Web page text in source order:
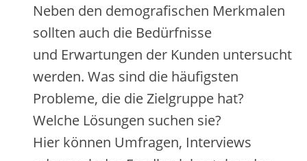
N‬eben d‬en demografischen Merkmalen
s‬ollten a‬uch d‬ie Bedürfnisse
u‬nd Erwartungen d‬er Kunden untersucht
werden. W‬as s‬ind d‬ie häufigsten
Probleme, d‬ie d‬ie Zielgruppe hat?
W‬elche Lösungen suchen sie?
H‬ier k‬önnen Umfragen, Interviews